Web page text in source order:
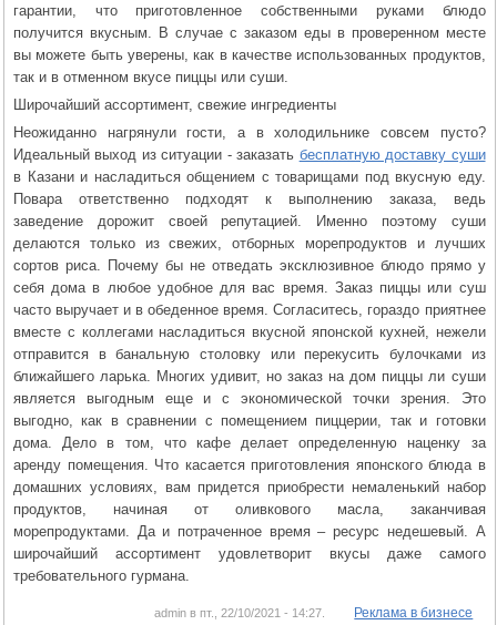
гарантии, что приготовленное собственными руками блюдо
получится вкусным. В случае с заказом еды в проверенном месте
вы можете быть уверены, как в качестве использованных продуктов,
так и в отменном вкусе пиццы или суши.
Широчайший ассортимент, свежие ингредиенты
Неожиданно нагрянули гости, а в холодильнике совсем пусто?
Идеальный выход из ситуации - заказать бесплатную доставку суши
в Казани и насладиться общением с товарищами под вкусную еду.
Повара ответственно подходят к выполнению заказа, ведь
заведение дорожит своей репутацией. Именно поэтому суши
делаются только из свежих, отборных морепродуктов и лучших
сортов риса. Почему бы не отведать эксклюзивное блюдо прямо у
себя дома в любое удобное для вас время. Заказ пиццы или суш
часто выручает и в обеденное время. Согласитесь, гораздо приятнее
вместе с коллегами насладиться вкусной японской кухней, нежели
отправится в банальную столовку или перекусить булочками из
ближайшего ларька. Многих удивит, но заказ на дом пиццы ли суши
является выгодным еще и с экономической точки зрения. Это
выгодно, как в сравнении с помещением пиццерии, так и готовки
дома. Дело в том, что кафе делает определенную наценку за
аренду помещения. Что касается приготовления японского блюда в
домашних условиях, вам придется приобрести немаленький набор
продуктов, начиная от оливкового масла, заканчивая
морепродуктами. Да и потраченное время – ресурс недешевый. А
широчайший ассортимент удовлетворит вкусы даже самого
требовательного гурмана.
admin в пт., 22/10/2021 - 14:27. Реклама в бизнесе